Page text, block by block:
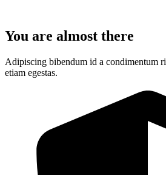
You are almost there
Adipiscing bibendum id a condimentum
etiam egestas.